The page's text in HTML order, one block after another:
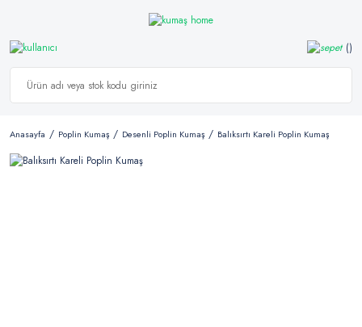
Anasayfa Poplin Kumaş Desenli Poplin Kumaş Balıksırtı Kareli Poplin Kumaş